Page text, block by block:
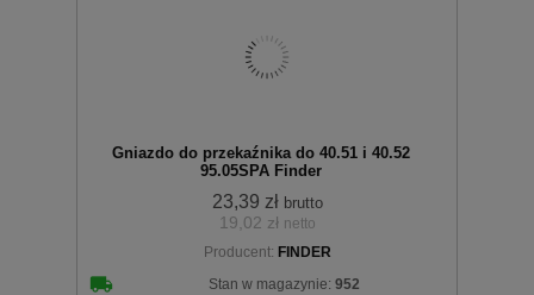
koszyka
Gniazdo do przekaźnika do 40.51 i 40.52
95.05SPA Finder
23,39 zł brutto
19,02 zł netto
Producent: FINDER
Stan w magazynie: 952